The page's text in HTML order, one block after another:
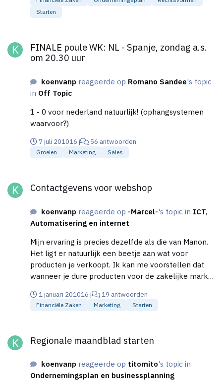
totaal. Wij zitten nu te kijken naar een VOF of BV.
Het bedrijf gaat waarschijnlijk in de eerste jaren een
het nu fiscaal gezien verstand voor een VOF of een
BV te kiezen. En bij welk bedrag ligt ongeveer het
Starten
FINALE poule WK: NL - Spanje, zondag a.s.
om 20.30 uur
koenvanp reageerde op Romano Sandee's topic
in Off Topic
1 - 0 voor nederland natuurlijk! (ophangsystemen
waarvoor?)
7 juli 201016 j 56 antwoorden
Groeien Marketing Sales
Contactgevens voor webshop
koenvanp reageerde op -Marcel-'s topic in ICT,
Automatisering en internet
Mijn ervaring is precies dezelfde als die van Manon.
Het ligt er natuurlijk een beetje aan wat voor
producten je verkoopt. Ik kan me voorstellen dat
wanneer je dure producten voor de zakelijke markt
telefoonnummer dan wanneer je goedkoop
speelgoed verkoopt. Als je een telefoonnummer
week heb je denk ik weinig last.
1 januari 201016 j 19 antwoorden
Financiële Zaken Marketing Starten
Regionale maandblad starten
koenvanp reageerde op titomito's topic in
Ondernemingsplan en businessplanning